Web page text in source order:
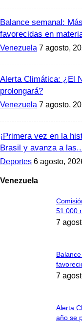
Balance semanal:
favorecidas en
Venezuela 7 agosto,
Alerta Climática: ¿El
prolongará?
Venezuela 7 agosto,
¡Primera vez en la
Brasil y avanza a
Deportes 6 agosto,
Venezuela
51.000
7
7
Alerta
año se